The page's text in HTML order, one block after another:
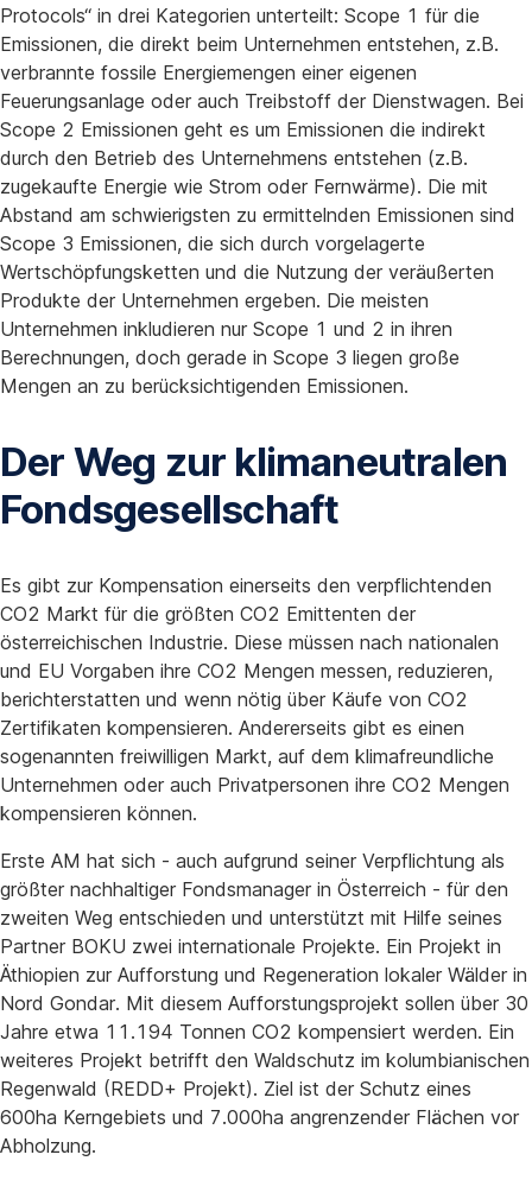
Protocols“ in drei Kategorien unterteilt: Scope 1 für die
Emissionen, die direkt beim Unternehmen entstehen, z.B.
verbrannte fossile Energiemengen einer eigenen
Feuerungsanlage oder auch Treibstoff der Dienstwagen. Bei
Scope 2 Emissionen geht es um Emissionen die indirekt
durch den Betrieb des Unternehmens entstehen (z.B.
zugekaufte Energie wie Strom oder Fernwärme). Die mit
Abstand am schwierigsten zu ermittelnden Emissionen sind
Scope 3 Emissionen, die sich durch vorgelagerte
Wertschöpfungsketten und die Nutzung der veräußerten
Produkte der Unternehmen ergeben. Die meisten
Unternehmen inkludieren nur Scope 1 und 2 in ihren
Berechnungen, doch gerade in Scope 3 liegen große
Mengen an zu berücksichtigenden Emissionen.
Der Weg zur klimaneutralen
Fondsgesellschaft
Es gibt zur Kompensation einerseits den verpflichtenden
CO2 Markt für die größten CO2 Emittenten der
österreichischen Industrie. Diese müssen nach nationalen
und EU Vorgaben ihre CO2 Mengen messen, reduzieren,
berichterstatten und wenn nötig über Käufe von CO2
Zertifikaten kompensieren. Andererseits gibt es einen
sogenannten freiwilligen Markt, auf dem klimafreundliche
Unternehmen oder auch Privatpersonen ihre CO2 Mengen
kompensieren können.
Erste AM hat sich - auch aufgrund seiner Verpflichtung als
größter nachhaltiger Fondsmanager in Österreich - für den
zweiten Weg entschieden und unterstützt mit Hilfe seines
Partner BOKU zwei internationale Projekte. Ein Projekt in
Äthiopien zur Aufforstung und Regeneration lokaler Wälder in
Nord Gondar. Mit diesem Aufforstungsprojekt sollen über 30
Jahre etwa 11.194 Tonnen CO2 kompensiert werden. Ein
weiteres Projekt betrifft den Waldschutz im kolumbianischen
Regenwald (REDD+ Projekt). Ziel ist der Schutz eines
600ha Kerngebiets und 7.000ha angrenzender Flächen vor
Abholzung.